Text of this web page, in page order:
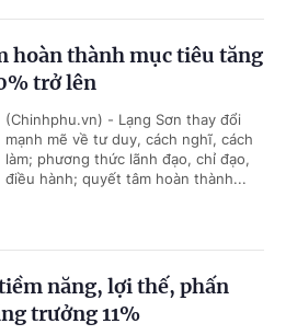
hoàn thành mục tiêu tăng
trở lên
(Chinhphu.vn) - Lạng Sơn thay đổi
mạnh mẽ về tư duy, cách nghĩ, cách
làm; phương thức lãnh đạo, chỉ đạo,
điều hành; quyết tâm hoàn thành...
năng, lợi thế, phấn
trưởng 11%